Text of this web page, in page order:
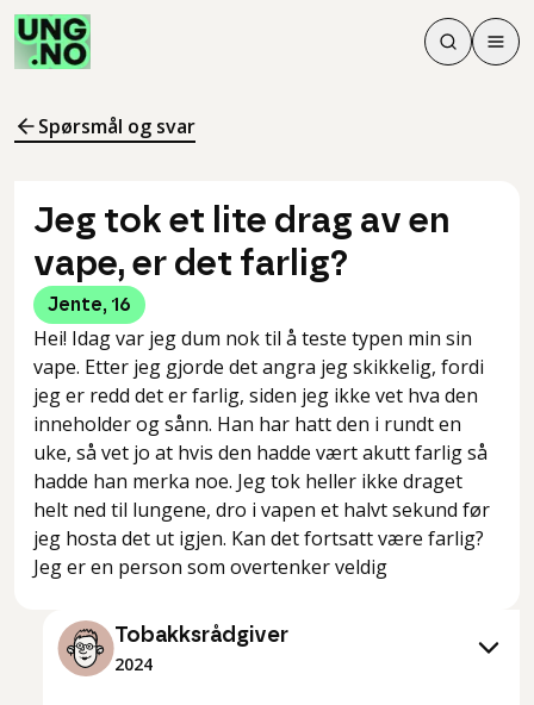
Søk
Søk
Meny
Spørsmål og svar
Jeg tok et lite drag av en
vape, er det farlig?
Jente, 16
Hei! Idag var jeg dum nok til å teste typen min sin
vape. Etter jeg gjorde det angra jeg skikkelig, fordi
jeg er redd det er farlig, siden jeg ikke vet hva den
inneholder og sånn. Han har hatt den i rundt en
uke, så vet jo at hvis den hadde vært akutt farlig så
hadde han merka noe. Jeg tok heller ikke draget
helt ned til lungene, dro i vapen et halvt sekund før
jeg hosta det ut igjen. Kan det fortsatt være farlig?
Jeg er en person som overtenker veldig
Tobakksrådgiver
2024